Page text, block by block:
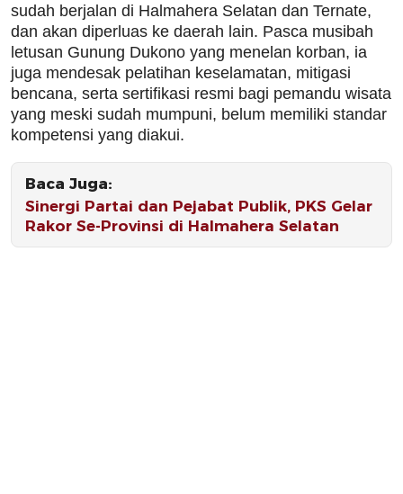
sudah berjalan di Halmahera Selatan dan Ternate,
dan akan diperluas ke daerah lain. Pasca musibah
letusan Gunung Dukono yang menelan korban, ia
juga mendesak pelatihan keselamatan, mitigasi
bencana, serta sertifikasi resmi bagi pemandu wisata
yang meski sudah mumpuni, belum memiliki standar
kompetensi yang diakui.
Baca Juga:
Sinergi Partai dan Pejabat Publik, PKS Gelar
Rakor Se-Provinsi di Halmahera Selatan